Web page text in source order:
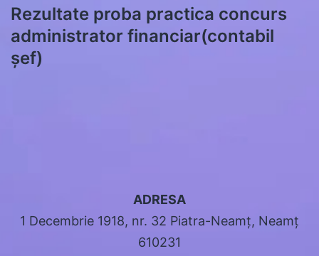
Rezultate proba practica concurs
administrator financiar(contabil
șef)
ADRESA
1 Decembrie 1918, nr. 32 Piatra-Neamț, Neamț
610231